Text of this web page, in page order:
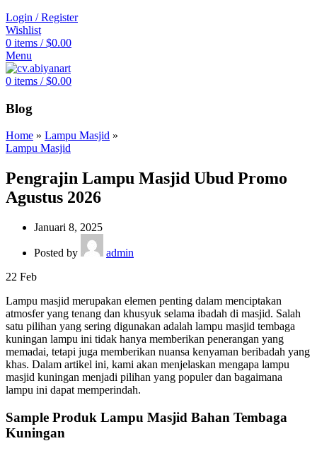
Login / Register
Wishlist
0 items / $0.00
Menu
0 items / $0.00
Blog
Home » Lampu Masjid »
Lampu Masjid
Pengrajin Lampu Masjid Ubud Promo
Agustus 2026
Januari 8, 2025
Posted by
admin
22 Feb
Lampu masjid merupakan elemen penting dalam menciptakan
atmosfer yang tenang dan khusyuk selama ibadah di masjid. Salah
satu pilihan yang sering digunakan adalah lampu masjid tembaga
kuningan lampu ini tidak hanya memberikan penerangan yang
memadai, tetapi juga memberikan nuansa kenyaman beribadah yang
khas. Dalam artikel ini, kami akan menjelaskan mengapa lampu
masjid kuningan menjadi pilihan yang populer dan bagaimana
lampu ini dapat memperindah.
Sample Produk Lampu Masjid Bahan Tembaga
Kuningan